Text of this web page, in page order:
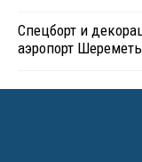
Спецборт и
аэропорт